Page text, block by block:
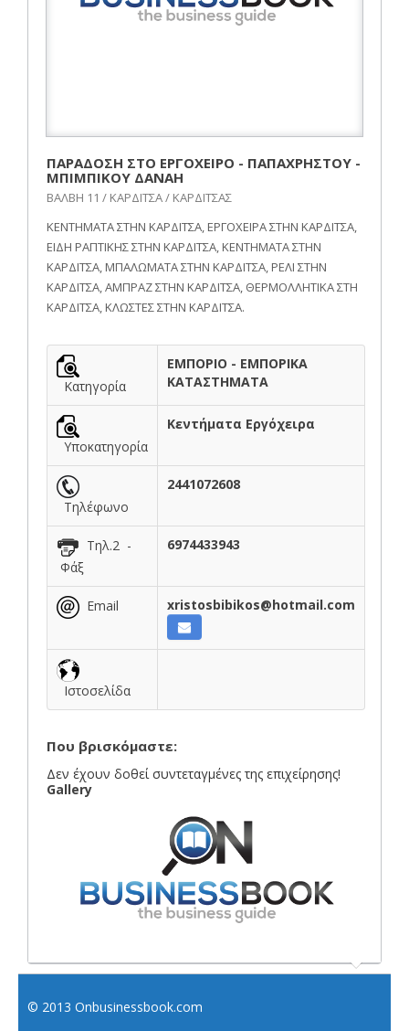
ΠΑΡΑΔΟΣΗ ΣΤΟ ΕΡΓΟΧΕΙΡΟ - ΠΑΠΑΧΡΗΣΤΟΥ -
ΜΠΙΜΠΙΚΟΥ ΔΑΝΑΗ
ΒΑΛΒΗ 11 / ΚΑΡΔΙΤΣΑ / ΚΑΡΔΙΤΣΑΣ
ΚΕΝΤΗΜΑΤΑ ΣΤΗΝ ΚΑΡΔΙΤΣΑ, ΕΡΓΟΧΕΙΡΑ ΣΤΗΝ ΚΑΡΔΙΤΣΑ,
ΕΙΔΗ ΡΑΠΤΙΚΗΣ ΣΤΗΝ ΚΑΡΔΙΤΣΑ, ΚΕΝΤΗΜΑΤΑ ΣΤΗΝ
ΚΑΡΔΙΤΣΑ, ΜΠΑΛΩΜΑΤΑ ΣΤΗΝ ΚΑΡΔΙΤΣΑ, ΡΕΛΙ ΣΤΗΝ
ΚΑΡΔΙΤΣΑ, ΑΜΠΡΑΖ ΣΤΗΝ ΚΑΡΔΙΤΣΑ, ΘΕΡΜΟΛΛΗΤΙΚΑ ΣΤΗ
ΚΑΡΔΙΤΣΑ, ΚΛΩΣΤΕΣ ΣΤΗΝ ΚΑΡΔΙΤΣΑ.
Κατηγορία
ΕΜΠΟΡΙΟ - ΕΜΠΟΡΙΚΑ
ΚΑΤΑΣΤΗΜΑΤΑ
Υποκατηγορία
Κεντήματα Εργόχειρα
Τηλέφωνο
2441072608
Τηλ.2 -
Φάξ
6974433943
Email xristosbibikos@hotmail.com
Ιστοσελίδα
Που βρισκόμαστε:
Δεν έχουν δοθεί συντεταγμένες της επιχείρησης!
Gallery
© 2013 Onbusinessbook.com